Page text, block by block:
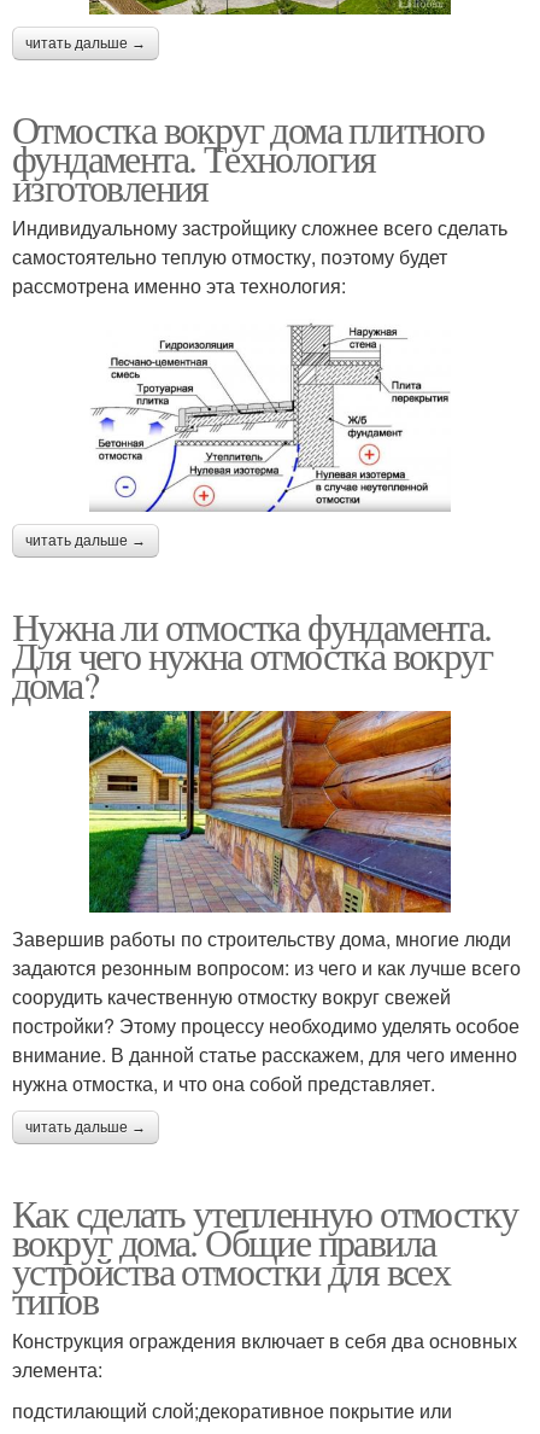
читать дальше →
Отмостка вокруг дома плитного
фундамента. Технология
изготовления
Индивидуальному застройщику сложнее всего сделать
самостоятельно теплую отмостку, поэтому будет
рассмотрена именно эта технология:
читать дальше →
Нужна ли отмостка фундамента.
Для чего нужна отмостка вокруг
дома?
Завершив работы по строительству дома, многие люди
задаются резонным вопросом: из чего и как лучше всего
соорудить качественную отмостку вокруг свежей
постройки? Этому процессу необходимо уделять особое
внимание. В данной статье расскажем, для чего именно
нужна отмостка, и что она собой представляет.
читать дальше →
Как сделать утепленную отмостку
вокруг дома. Общие правила
устройства отмостки для всех
типов
Конструкция ограждения включает в себя два основных
элемента:
подстилающий слой;декоративное покрытие или